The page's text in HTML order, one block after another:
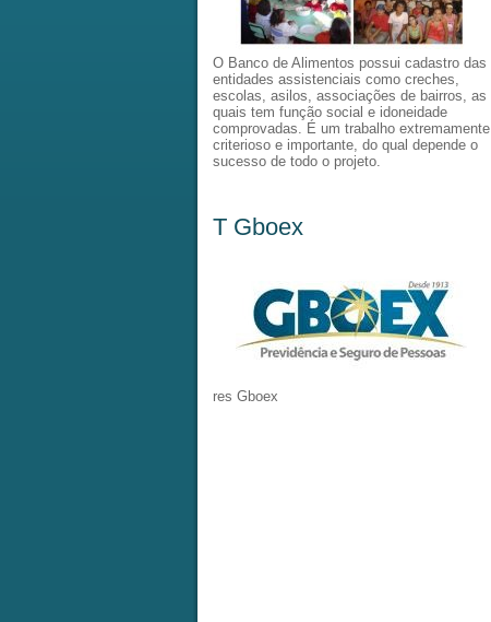
O Banco de Alimentos possui cadastro das
entidades assistenciais como creches,
escolas, asilos, associações de bairros, as
quais tem função social e idoneidade
comprovadas. É um trabalho extremamente
criterioso e importante, do qual depende o
sucesso de todo o projeto.
T Gboex
res Gboex